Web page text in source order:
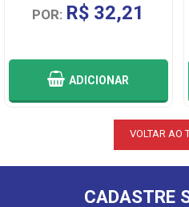
POR: R$ 32,21
ADICIONAR
VOLTAR AO
CADASTRE